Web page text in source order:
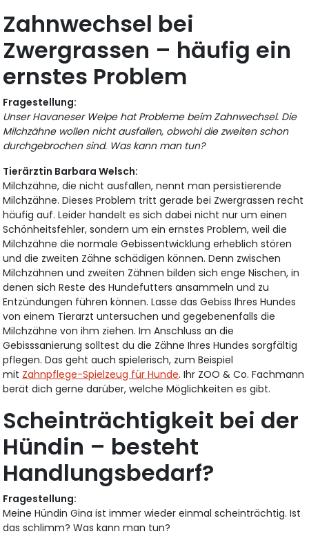
Zahnwechsel bei
Zwergrassen – häufig ein
ernstes Problem
Fragestellung:
Unser Havaneser Welpe hat Probleme beim Zahnwechsel. Die
Milchzähne wollen nicht ausfallen, obwohl die zweiten schon
durchgebrochen sind. Was kann man tun?
Tierärztin Barbara Welsch:
Milchzähne, die nicht ausfallen, nennt man persistierende
Milchzähne. Dieses Problem tritt gerade bei Zwergrassen recht
häufig auf. Leider handelt es sich dabei nicht nur um einen
Schönheitsfehler, sondern um ein ernstes Problem, weil die
Milchzähne die normale Gebissentwicklung erheblich stören
und die zweiten Zähne schädigen können. Denn zwischen
Milchzähnen und zweiten Zähnen bilden sich enge Nischen, in
denen sich Reste des Hundefutters ansammeln und zu
Entzündungen führen können. Lasse das Gebiss Ihres Hundes
von einem Tierarzt untersuchen und gegebenenfalls die
Milchzähne von ihm ziehen. Im Anschluss an die
Gebisssanierung solltest du die Zähne Ihres Hundes sorgfältig
pflegen. Das geht auch spielerisch, zum Beispiel
mit Zahnpflege-Spielzeug für Hunde. Ihr ZOO & Co. Fachmann
berät dich gerne darüber, welche Möglichkeiten es gibt.
Scheinträchtigkeit bei der
Hündin – besteht
Handlungsbedarf?
Fragestellung:
Meine Hündin Gina ist immer wieder einmal scheinträchtig. Ist
das schlimm? Was kann man tun?